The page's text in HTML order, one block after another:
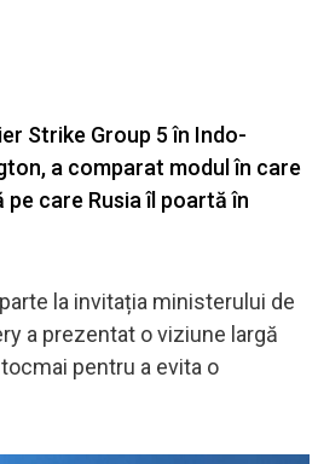
Strike Group 5 în Indo-
a comparat modul în care
care Rusia îl poartă în
la invitația ministerului de
a prezentat o viziune largă
pentru a evita o